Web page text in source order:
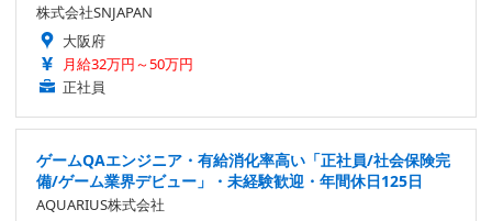
株式会社SNJAPAN
大阪府
月給32万円～50万円
正社員
ゲームQAエンジニア・有給消化率高い「正社員/社会保険完
備/ゲーム業界デビュー」・未経験歓迎・年間休日125日
AQUARIUS株式会社